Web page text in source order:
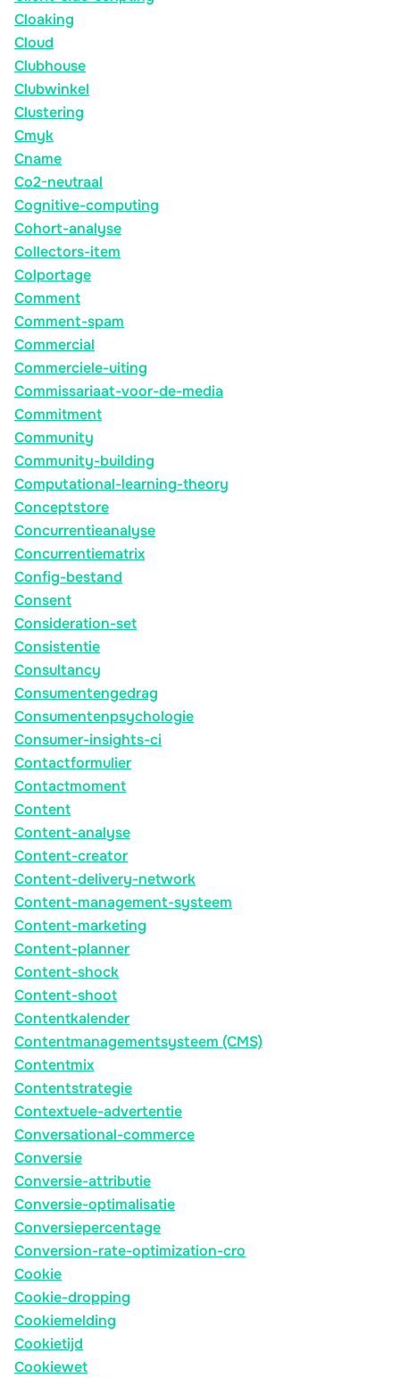
Cloaking
Cloud
Clubhouse
Clubwinkel
Clustering
Cmyk
Cname
Co2-neutraal
Cognitive-computing
Cohort-analyse
Collectors-item
Colportage
Comment
Comment-spam
Commercial
Commerciele-uiting
Commissariaat-voor-de-media
Commitment
Community
Community-building
Computational-learning-theory
Conceptstore
Concurrentieanalyse
Concurrentiematrix
Config-bestand
Consent
Consideration-set
Consistentie
Consultancy
Consumentengedrag
Consumentenpsychologie
Consumer-insights-ci
Contactformulier
Contactmoment
Content
Content-analyse
Content-creator
Content-delivery-network
Content-management-systeem
Content-marketing
Content-planner
Content-shock
Content-shoot
Contentkalender
Contentmanagementsysteem (CMS)
Contentmix
Contentstrategie
Contextuele-advertentie
Conversational-commerce
Conversie
Conversie-attributie
Conversie-optimalisatie
Conversiepercentage
Conversion-rate-optimization-cro
Cookie
Cookie-dropping
Cookiemelding
Cookietijd
Cookiewet